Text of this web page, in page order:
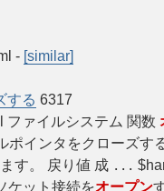
- [similar]
する 6317
ファイルシステム 関数
ポインタをクローズす
す。 戻り値 成 ...
ケット接続をオープン